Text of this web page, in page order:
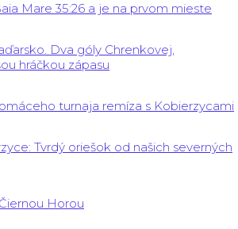
Mare 35:26 a je na prvom mieste
Dva góly Chrenkovej,
hráčkou zápasu
turnaja remíza s Kobierzycami
Tvrdý oriešok od našich severných
Horou